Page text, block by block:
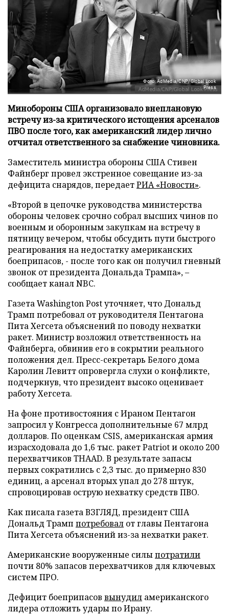
Фото: AdMedia/CNP/Global Look
Press
Минобороны США организовало внеплановую
встречу из-за критического истощения арсеналов
ПВО после того, как американский лидер лично
отчитал ответственного за снабжение чиновника.
Заместитель министра обороны США Стивен
Файнберг провел экстренное совещание из-за
дефицита снарядов, передаетРИА «Новости».
«Второй в цепочке руководства министерства
обороны человек срочно собрал высших чинов по
военным и оборонным закупкам на встречу в
пятницу вечером, чтобы обсудить пути быстрого
реагирования на недостатку американских
боеприпасов, - после того как он получил гневный
звонок от президента Дональда Трампа», –
сообщает канал NBC.
Газета Washington Post уточняет, что Дональд
Трамп потребовал от руководителя Пентагона
Пита Хегсета объяснений по поводу нехватки
ракет. Министр возложил ответственность на
Файнберга, обвинив его в сокрытии реального
положения дел. Пресс-секретарь Белого дома
Каролин Левитт опровергла слухи о конфликте,
подчеркнув, что президент высоко оценивает
работу Хегсета.
На фоне противостояния с Ираном Пентагон
запросил у Конгресса дополнительные 67 млрд
долларов. По оценкам CSIS, американская армия
израсходовала до 1,6 тыс. ракет Patriot и около 200
перехватчиков THAAD. В результате запасы
первых сократились с 2,3 тыс. до примерно 830
единиц, а арсенал вторых упал до 278 штук,
спровоцировав острую нехватку средств ПВО.
Как писала газета ВЗГЛЯД, президент США
Дональд Трамп потребовал от главы Пентагона
Пита Хегсета объяснений из-за нехватки ракет.
Американские вооруженные силыпотратили
почти 80% запасов перехватчиков для ключевых
систем ПРО.
Дефицит боеприпасов вынудил американского
лидера отложить удары по Ирану.